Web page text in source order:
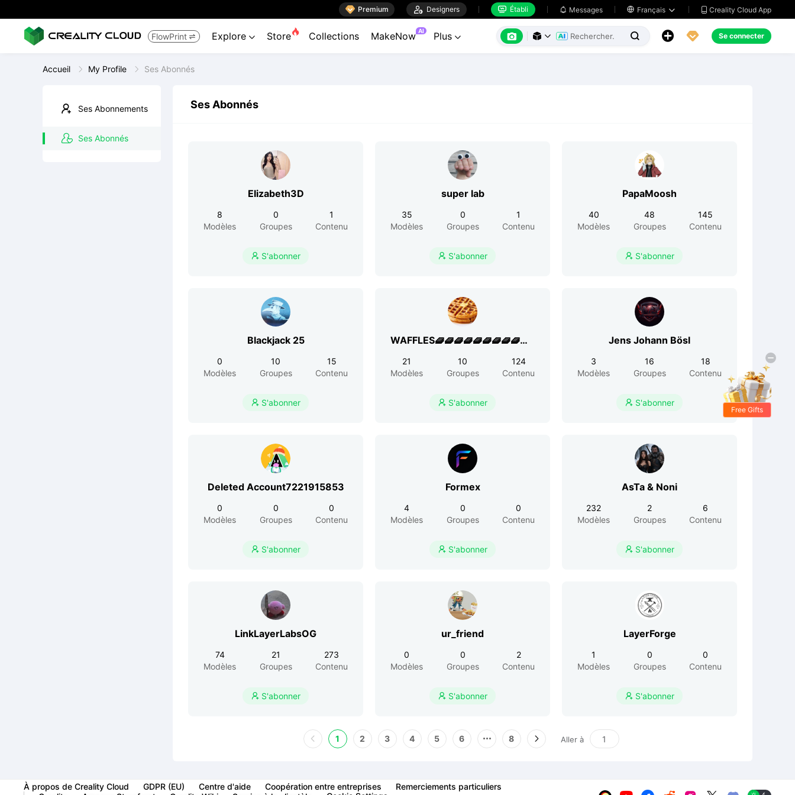
 Premium  Designers  Établi  Messages  Français   Creality Cloud App
FlowPrint  Explore  Store Collections MakeNow AI Plus        Se connecter
Accueil My Profile Ses Abonnés
Ses Abonnements
Ses Abonnés
Ses Abonnés
Elizabeth3D
8
Modèles
0
Groupes
1
Contenu
 S'abonner
super lab
35
Modèles
0
Groupes
1
Contenu
 S'abonner
PapaMoosh
40
Modèles
48
Groupes
145
Contenu
 S'abonner
Blackjack 25
0
Modèles
10
Groupes
15
Contenu
 S'abonner
WAFFLES🧇🧇🧇🧇🧇🧇🧇🧇🧇🧇
21
Modèles
10
Groupes
124
Contenu
 S'abonner
Jens Johann Bösl
3
Modèles
16
Groupes
18
Contenu
 S'abonner
Deleted Account7221915853
0
Modèles
0
Groupes
0
Contenu
 S'abonner
Formex
4
Modèles
0
Groupes
0
Contenu
 S'abonner
AsTa & Noni
232
Modèles
2
Groupes
6
Contenu
 S'abonner
LinkLayerLabsOG
74
Modèles
21
Groupes
273
Contenu
 S'abonner
ur_friend
0
Modèles
0
Groupes
2
Contenu
 S'abonner
LayerForge
1
Modèles
0
Groupes
0
Contenu
 S'abonner
1 2 3 4 5 6 8 Aller à
À propos de Creality Cloud GDPR (EU) Centre d'aide Coopération entre entreprises
Remerciements particuliers
Free Gifts